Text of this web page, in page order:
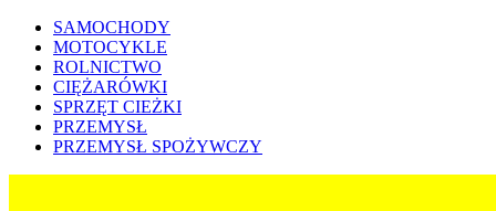
SAMOCHODY
MOTOCYKLE
ROLNICTWO
CIĘŻARÓWKI
SPRZĘT CIEŻKI
PRZEMYSŁ
PRZEMYSŁ SPOŻYWCZY